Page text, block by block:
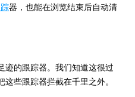
器，也能在浏览结束后自动清
迹的跟踪器。我们知道这很过
些跟踪器拦截在千里之外。